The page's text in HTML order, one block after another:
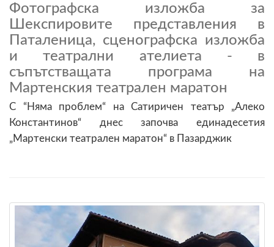
Фотографска изложба за
Шекспировите представления в
Паталеница, сценографска изложба
и театрални ателиета - в
съпътстващата програма на
Мартенския театрален маратон
С “Няма проблем“ на Сатиричен театър „Алеко
Константинов“ днес започва единадесетия
„Мартенски театрален маратон“ в Пазарджик